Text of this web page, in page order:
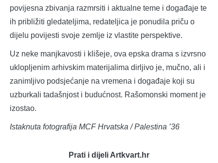
povijesna zbivanja razmrsiti i aktualne teme i događaje te
ih približiti gledateljima, redateljica je ponudila priču o
dijelu povijesti svoje zemlje iz vlastite perspektive.
Uz neke manjkavosti i klišeje, ova epska drama s izvrsno
uklopljenim arhivskim materijalima dirljivo je, mučno, ali i
zanimljivo podsjećanje na vremena i događaje koji su
uzburkali tadašnjost i budućnost. Rašomonski moment je
izostao.
Istaknuta fotografija MCF Hrvatska / Palestina ’36
Prati i dijeli Artkvart.hr